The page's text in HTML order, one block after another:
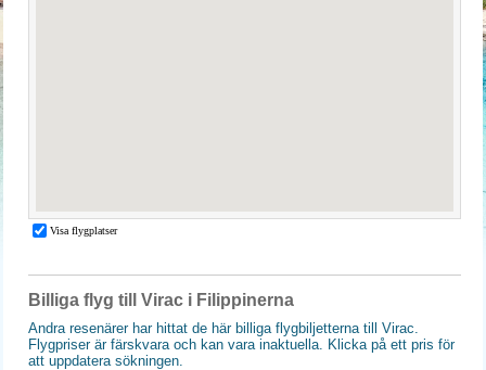
Billiga flyg till Virac i Filippinerna
Andra resenärer har hittat de här billiga flygbiljetterna till Virac.
Flygpriser är färskvara och kan vara inaktuella. Klicka på ett pris för
att uppdatera sökningen.